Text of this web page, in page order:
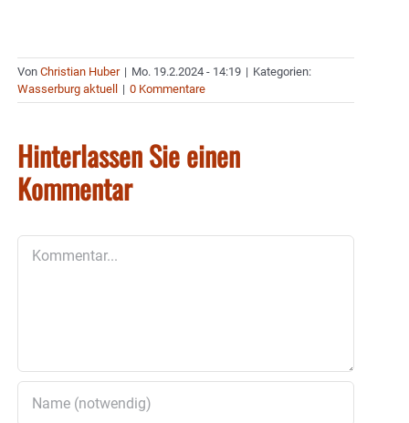
Von Christian Huber | Mo. 19.2.2024 - 14:19 | Kategorien:
Wasserburg aktuell | 0 Kommentare
Hinterlassen Sie einen
Kommentar